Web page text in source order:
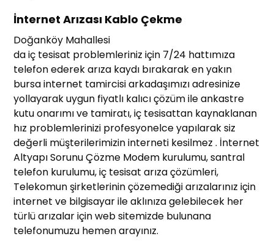
İnternet Arızası Kablo Çekme
Doğanköy Mahallesi
da iç tesisat problemleriniz için 7/24 hattımıza
telefon ederek arıza kaydı bırakarak en yakın
bursa internet tamircisi arkadaşımızı adresinize
yollayarak uygun fiyatlı kalıcı çözüm ile ankastre
kutu onarımı ve tamiratı, iç tesisattan kaynaklanan
hız problemlerinizi profesyonelce yapılarak siz
değerli müşterilerimizin interneti kesilmez . İnternet
Altyapı Sorunu Çözme Modem kurulumu, santral
telefon kurulumu, iç tesisat arıza çözümleri,
Telekomun şirketlerinin çözemediği arızalarınız için
internet ve bilgisayar ile aklınıza gelebilecek her
türlü arızalar için web sitemizde bulunana
telefonumuzu hemen arayınız.